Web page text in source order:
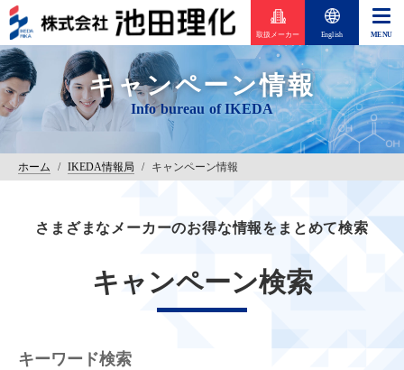
取扱メーカー English
キャンペーン情報
ホーム / IKEDA情報局 / キャンペーン情報
さまざまなメーカーのお得な情報をまとめて検索
キャンペーン検索
キーワード検索